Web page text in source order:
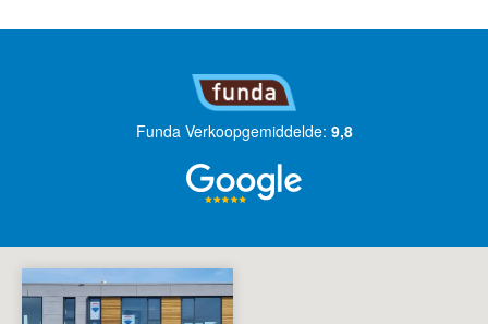
Funda Verkoopgemiddelde: 9,8